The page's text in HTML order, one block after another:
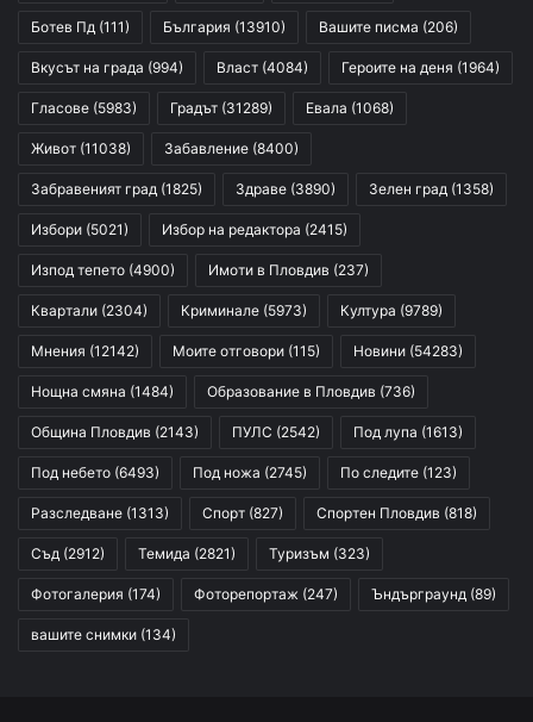
Ботев Пд (111) България (13910) Вашите писма (206)
Вкусът на града (994) Власт (4084) Героите на деня (1964)
Гласове (5983) Градът (31289) Евала (1068)
Живот (11038) Забавление (8400)
Забравеният град (1825) Здраве (3890) Зелен град (1358)
Избори (5021) Избор на редактора (2415)
Изпод тепето (4900) Имоти в Пловдив (237)
Квартали (2304) Криминале (5973) Култура (9789)
Мнения (12142) Моите отговори (115) Новини (54283)
Нощна смяна (1484) Образование в Пловдив (736)
Община Пловдив (2143) ПУЛС (2542) Под лупа (1613)
Под небето (6493) Под ножа (2745) По следите (123)
Разследване (1313) Спорт (827) Спортен Пловдив (818)
Съд (2912) Темида (2821) Туризъм (323)
Фотогалерия (174) Фоторепортаж (247) Ъндърграунд (89)
вашите снимки (134)